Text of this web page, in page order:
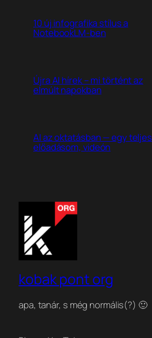
10 új infografika stílus a
NotebookLM-ben
Újra AI hírek – mi történt az
elmúlt napokban
AI az oktatásban — egy teljes
előadásom, videón
kobak pont org
apa, tanár, s még normális(?) 🙂